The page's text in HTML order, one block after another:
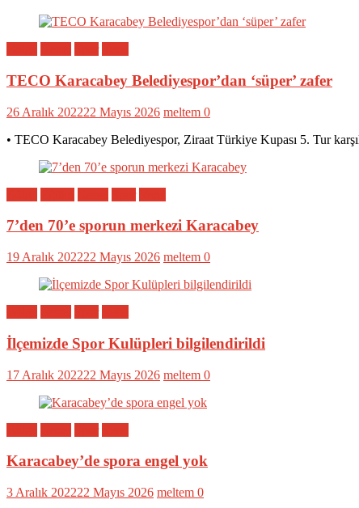
TECO Karacabey Belediyespor’dan ‘süper’ zafer
26 Aralık 202222 Mayıs 2026 meltem 0
• TECO Karacabey Belediyespor, Ziraat Türkiye Kupası 5. Tur
7’den 70’e sporun merkezi Karacabey
19 Aralık 202222 Mayıs 2026 meltem 0
İlçemizde Spor Kulüpleri bilgilendirildi
17 Aralık 202222 Mayıs 2026 meltem 0
Karacabey’de spora engel yok
3 Aralık 202222 Mayıs 2026 meltem 0